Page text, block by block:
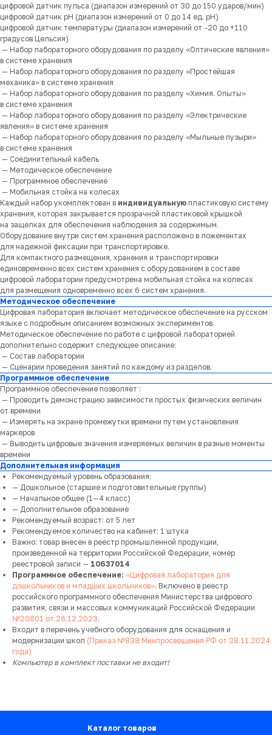
цифровой датчик пульса (диапазон измерений от 30 до 150 ударов/мин)
цифровой датчик pH (диапазон измерений от 0 до 14 ед. pH)
цифровой датчик температуры (диапазон измерений от -20 до +110
градусов Цельсия)
— Набор лабораторного оборудования по разделу «Оптические явления»
в системе хранения
— Набор лабораторного оборудования по разделу «Простейшая
механика» в системе хранения
— Набор лабораторного оборудования по разделу «Химия. Опыты»
в системе хранения
— Набор лабораторного оборудования по разделу «Электрические
явления» в системе хранения
— Набор лабораторного оборудования по разделу «Мыльные пузыри»
в системе хранения
— Соединительный кабель
— Методическое обеспечение
— Программное обеспечение
— Мобильная стойка на колесах
Каждый набор укомплектован в индивидуальную пластиковую систему
хранения, которая закрывается прозрачной пластиковой крышкой
на защелках для обеспечения наблюдения за содержимым.
Оборудование внутри систем хранения расположено в ложементах
для надежной фиксации при транспортировке.
Для компактного размещения, хранения и транспортировки
единовременно всех систем хранения с оборудованием в составе
цифровой лаборатории предусмотрена мобильная стойка на колесах
для размещения одновременно всех 6 систем хранения.
Методическое обеспечение
Цифровая лаборатория включает методическое обеспечение на русском
языке с подробным описанием возможных экспериментов.
Методическое обеспечение по работе с цифровой лабораторией
дополнительно содержит следующее описание:
— Состав лаборатории
— Сценарии проведения занятий по каждому из разделов.
Программное обеспечение
Программное обеспечение позволяет :
— Проводить демонстрацию зависимости простых физических величин
от времени
— Измерять на экране промежутки времени путем установления
маркеров
— Выводить цифровые значения измеряемых величин в разные моменты
времени
Дополнительная информация
Рекомендуемый уровень образования:
— Дошкольное (старшие и подготовительные группы)
— Начальное общее (1—4 класс)
— Дополнительное образование
Рекомендуемый возраст: от 5 лет
Рекомендуемое количество на кабинет: 1 штука
Важно: товар внесен в реестр промышленной продукции,
произведенной на территории Российской Федерации, номер
реестровой записи — 10637014
Программное обеспечение: «Цифровая лаборатория для
дошкольников и младших школьников». Включено в реестр
российского программного обеспечения Министерства цифрового
развития, связи и массовых коммуникаций Российской Федерации
№20801 от 26.12.2023.
Входит в перечень учебного оборудования для оснащения и
модернизации школ (Приказ №838 Минпросвещения РФ от 28.11.2024
года)
Компьютер в комплект поставки не входит!
Каталог товаров